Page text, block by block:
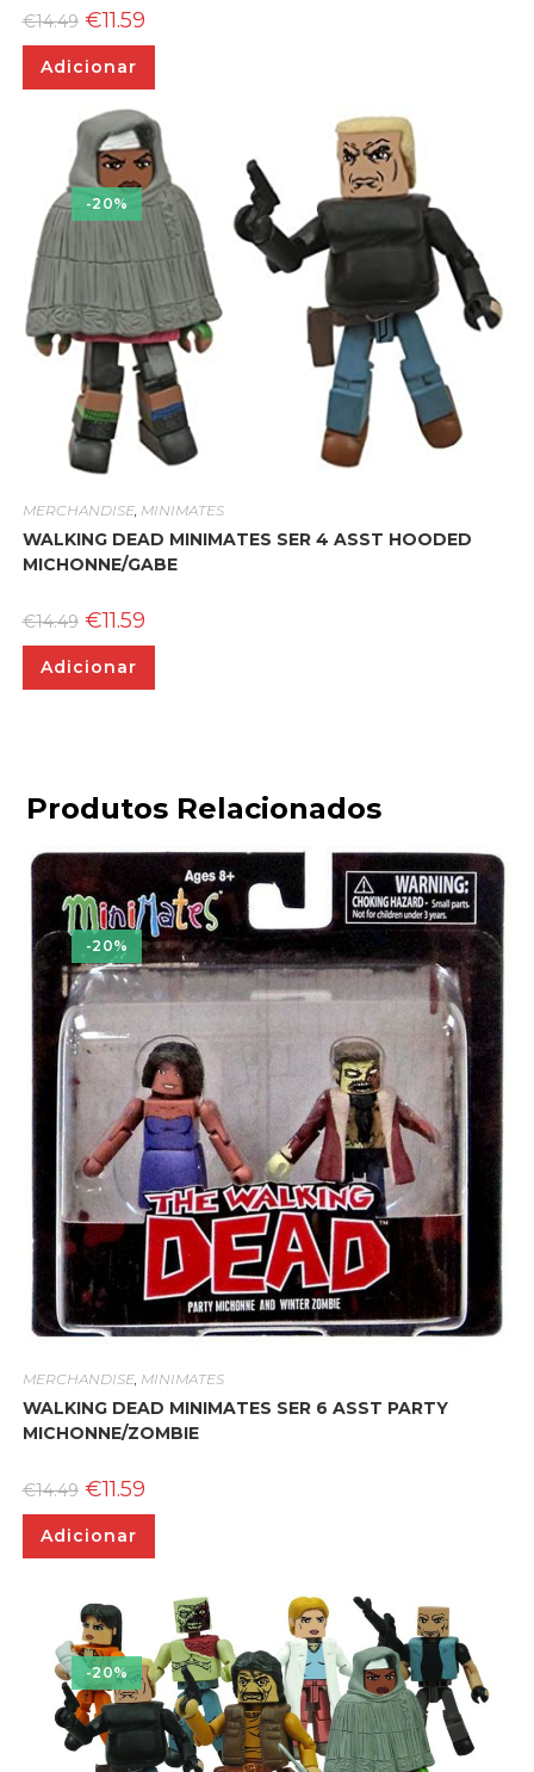
€14.49 O
preço
original
era:
€11.59O
atual
Adicionar
-20%
MERCHANDISE, MINIMATES
WALKING DEAD MINIMATES SER 4 ASST HOODED
MICHONNE/GABE
€14.49 O
preço
original
era:
€11.59O
atual
Adicionar
Produtos Relacionados
-20%
MERCHANDISE, MINIMATES
WALKING DEAD MINIMATES SER 6 ASST PARTY
MICHONNE/ZOMBIE
€14.49 O
preço
original
era:
€11.59O
atual
Adicionar
-20%